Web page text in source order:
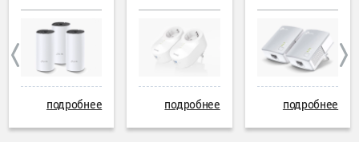
подробнее подробнее подробнее